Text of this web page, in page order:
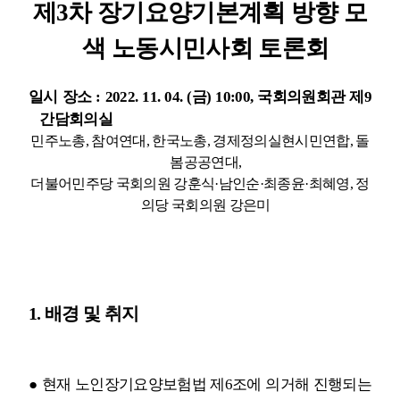
제 3차 장기요양기본계획 방향 모
색 노동시민사회 토론회
일시 장소 : 2022. 11. 04. (금) 10:00, 국회의원회관 제 9
간담회의실
민주노총, 참여연대 , 한국노총, 경제정의실현시민연합, 돌
봄공공연대,
더불어민주당 국회의원 강훈식·남인순·최종윤·최혜영, 정
의당 국회의원 강은미
1. 배경 및 취지
● 현재 노인장기요양보험법 제6조에 의거해 진행되는
부설기관